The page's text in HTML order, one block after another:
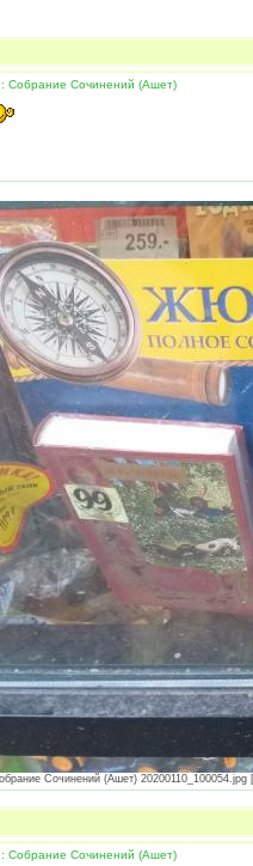
Собрание Сочинений (Ашет)
Сочинений (Ашет) 20200110_100054.jpg
Собрание Сочинений (Ашет)